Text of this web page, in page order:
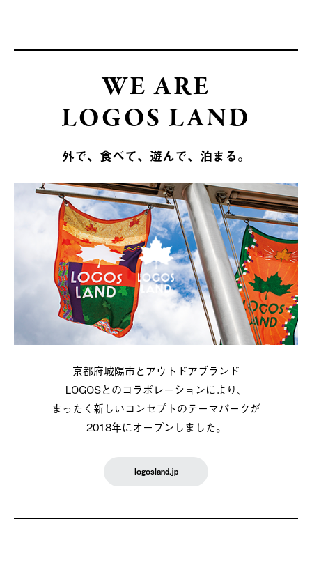
WE ARE
LOGOS LAND
外で、食べて、遊んで、泊まる。
京都府城陽市とアウトドアブランド
LOGOSとのコラボレーションにより、
まったく新しいコンセプトのテーマパークが
2018年にオープンしました。
logosland.jp